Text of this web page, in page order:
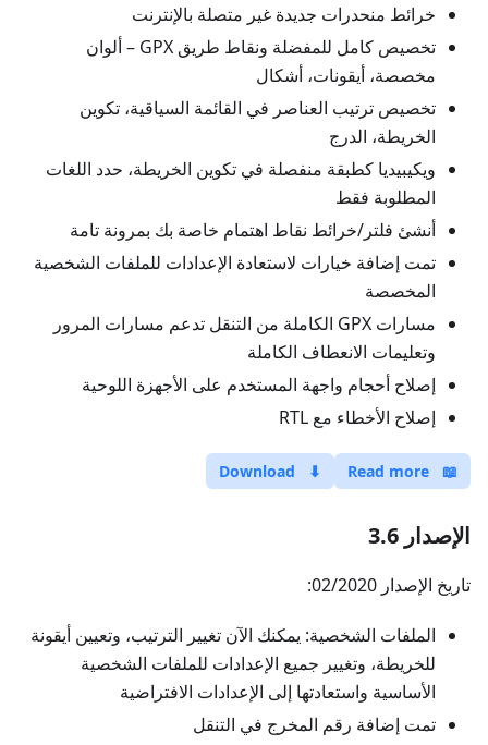
خرائط منحدرات جديدة غير متصلة بالإنترنت
تخصيص كامل للمفضلة ونقاط طريق GPX – ألوان
مخصصة، أيقونات، أشكال
تخصيص ترتيب العناصر في القائمة السياقية، تكوين
الخريطة، الدرج
ويكيبيديا كطبقة منفصلة في تكوين الخريطة، حدد اللغات
المطلوبة فقط
أنشئ فلتر/خرائط نقاط اهتمام خاصة بك بمرونة تامة
تمت إضافة خيارات لاستعادة الإعدادات للملفات الشخصية
المخصصة
مسارات GPX الكاملة من التنقل تدعم مسارات المرور
وتعليمات الانعطاف الكاملة
إصلاح أحجام واجهة المستخدم على الأجهزة اللوحية
إصلاح الأخطاء مع RTL
📖
Read more
⬇
Download
الإصدار 3.6
تاريخ الإصدار 02/2020:
الملفات الشخصية: يمكنك الآن تغيير الترتيب، وتعيين أيقونة
للخريطة، وتغيير جميع الإعدادات للملفات الشخصية
الأساسية واستعادتها إلى الإعدادات الافتراضية
تمت إضافة رقم المخرج في التنقل